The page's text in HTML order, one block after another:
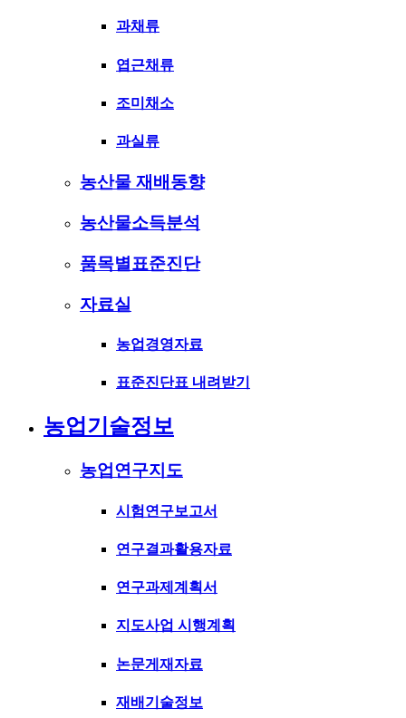
과채류
엽근채류
조미채소
과실류
농산물 재배동향
농산물소득분석
품목별표준진단
자료실
농업경영자료
표준진단표 내려받기
농업기술정보
농업연구지도
시험연구보고서
연구결과활용자료
연구과제계획서
지도사업 시행계획
논문게재자료
재배기술정보